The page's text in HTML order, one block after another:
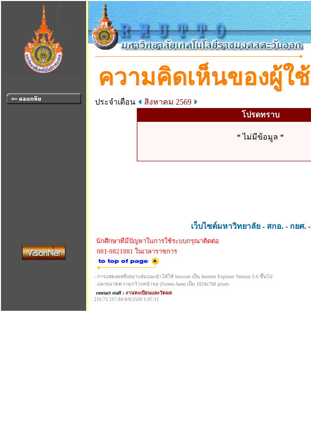
ความคิดเห็นของผู้ใช้
ประจำเดือน
สิงหาคม 2569
โปรดทราบ
* ไม่มีข้อมูล *
เว็บไซต์มหาวิทยาลัย - สกอ. - กยศ. -
นักศึกษาที่มีปัญหาในการใช้ระบบกรุณาติดต่อ
081-9821881 ในเวลาราชการ
- การแสดงผลที่เหมาะสมแนะนำให้ใช้ browser เป็น Internet Explorer Version 5.0 ขึ้นไป
และขนาดความกว้างหน้าจอ (Screen Area) เป็น 1024x768 pixels
contact staff : งานทะเบียนและวัดผล
216.73.217.84:8/8/2569 1:07:11